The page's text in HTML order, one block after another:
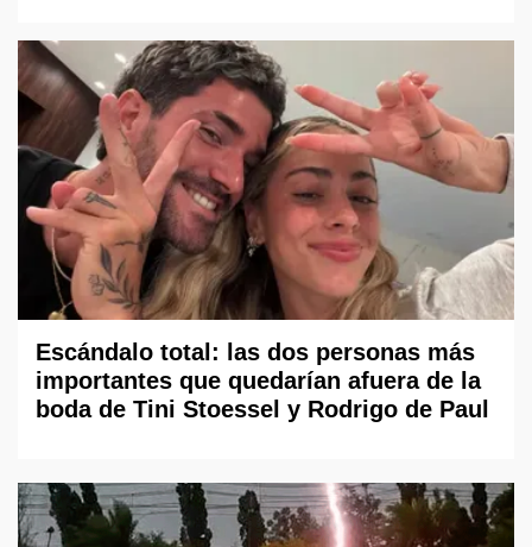
Escándalo total: las dos personas más
importantes que quedarían afuera de la
boda de Tini Stoessel y Rodrigo de Paul